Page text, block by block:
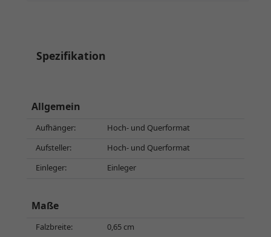
Spezifikation
Allgemein
Aufhänger:
Hoch- und Querformat
Aufsteller:
Hoch- und Querformat
Einleger:
Einleger
Maße
Falzbreite:
0,65 cm